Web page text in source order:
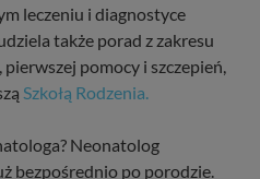
leczeniu i diagnostyce
także porad z zakresu
pomocy i szczepień,
Szkołą Rodzenia.
Neonatolog
bezpośrednio po porodzie.